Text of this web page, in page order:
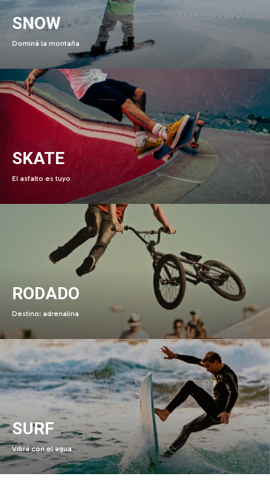
SNOW
Dominá la montaña
SKATE
El asfalto es tuyo
RODADO
Destino: adrenalina
SURF
Vibrá con el agua